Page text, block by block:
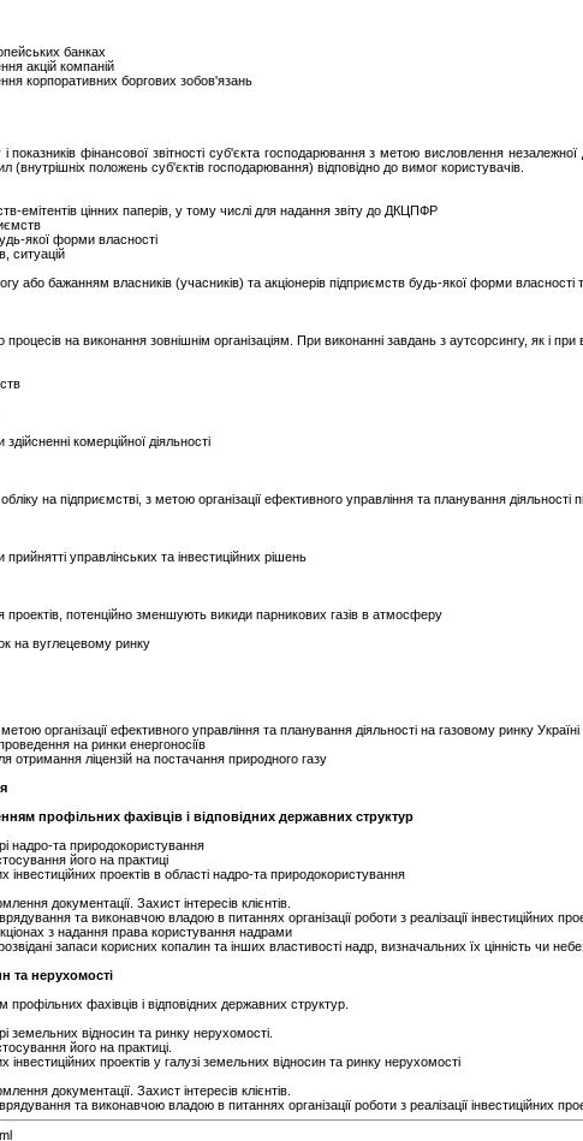
банках
акцій компаній
корпоративних боргових зобов'язань
показників фінансової звітності суб'єкта господарювання з метою висловлення
(внутрішніх положень суб'єктів господарювання) відповідно до вимог користувачів.
емітентів цінних паперів, у тому числі для надання звіту до ДКЦПФР
якої форми власності
ситуацій
або бажанням власників (учасників) та акціонерів підприємств будь-якої форми власності
на виконання зовнішнім організаціям. При виконанні завдань з аутсорсингу, як і
комерційної діяльності
на підприємстві, з метою організації ефективного управління та планування діяльності
управлінських та інвестиційних рішень
потенційно зменшують викиди парникових газів в атмосферу
на вуглецевому ринку
організації ефективного управління та планування діяльності на газовому ринку Україні
на ринки енергоносіїв
отримання ліцензій на постачання природного газу
профільних фахівців і відповідних державних структур
надро-та природокористування
його на практиці
проектів в області надро-та природокористування
документації. Захист інтересів клієнтів.
та виконавчою владою в питаннях організації роботи з реалізації інвестиційних
з надання права користування надрами
запаси корисних копалин та інших властивості надр, визначальних їх цінність чи
та нерухомості
фахівців і відповідних державних структур.
земельних відносин та ринку нерухомості.
його на практиці.
проектів у галузі земельних відносин та ринку нерухомості
документації. Захист інтересів клієнтів.
та виконавчою владою в питаннях організації роботи з реалізації інвестиційних